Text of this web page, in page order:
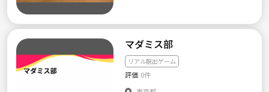
会、重ゲ会 ・ディスコードサーバーによるオ
ンライン会 月一度の月例会以外にも、メンバ
ーの希望によって別途で遊びに行ったりして
います。 ディスコードではBoard Game Aren
a、UZUなどのアプリで遊ぶこともあります。
参加・出入りは自由です。 【活動場所】 新宿
マダミス部
リアル脱出ゲーム
評価 0件